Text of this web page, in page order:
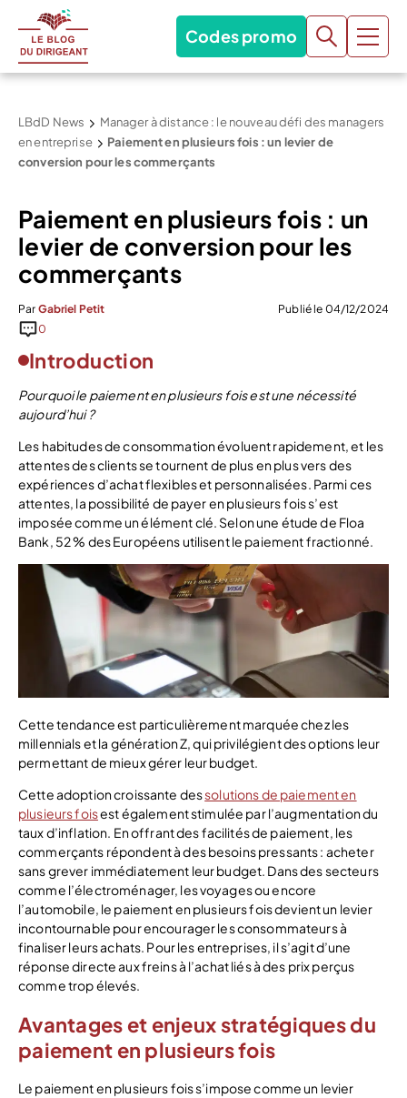
Codes promo
LBdD News
Manager à distance : le nouveau défi des managers
en entreprise
Paiement en plusieurs fois : un levier de
conversion pour les commerçants
Paiement en plusieurs fois : un
levier de conversion pour les
commerçants
Par Gabriel Petit
Publié le 04/12/2024
0
Introduction
Pourquoi le paiement en plusieurs fois est une nécessité
aujourd’hui ?
Les habitudes de consommation évoluent rapidement, et les
attentes des clients se tournent de plus en plus vers des
expériences d’achat flexibles et personnalisées. Parmi ces
attentes, la possibilité de payer en plusieurs fois s’est
imposée comme un élément clé. Selon une étude de Floa
Bank, 52 % des Européens utilisent le paiement fractionné.
Cette tendance est particulièrement marquée chez les
millennials et la génération Z, qui privilégient des options leur
permettant de mieux gérer leur budget.
Cette adoption croissante dessolutions de paiement en
plusieurs foisest également stimulée par l’augmentation du
taux d’inflation. En offrant des facilités de paiement, les
commerçants répondent à des besoins pressants : acheter
sans grever immédiatement leur budget. Dans des secteurs
comme l’électroménager, les voyages ou encore
l’automobile, le paiement en plusieurs fois devient un levier
incontournable pour encourager les consommateurs à
finaliser leurs achats. Pour les entreprises, il s’agit d’une
réponse directe aux freins à l’achat liés à des prix perçus
comme trop élevés.
Avantages et enjeux stratégiques du
paiement en plusieurs fois
Le paiement en plusieurs fois s’impose comme un levier